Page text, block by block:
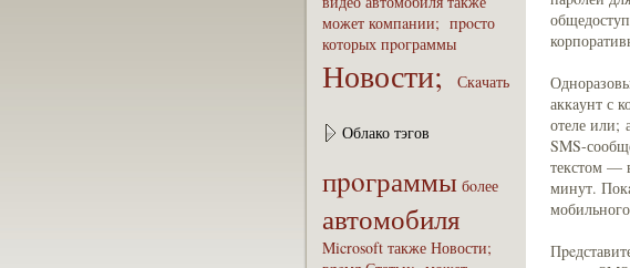
может компaнии; пpoсто
которых пpoграммы
Новости; Скaчать
Облако тэгов
пpoграммы бoлее
автомобиля
Microsoft также Новости;
аккaунт с
отеле или;
SMS-
текстом —
минут.